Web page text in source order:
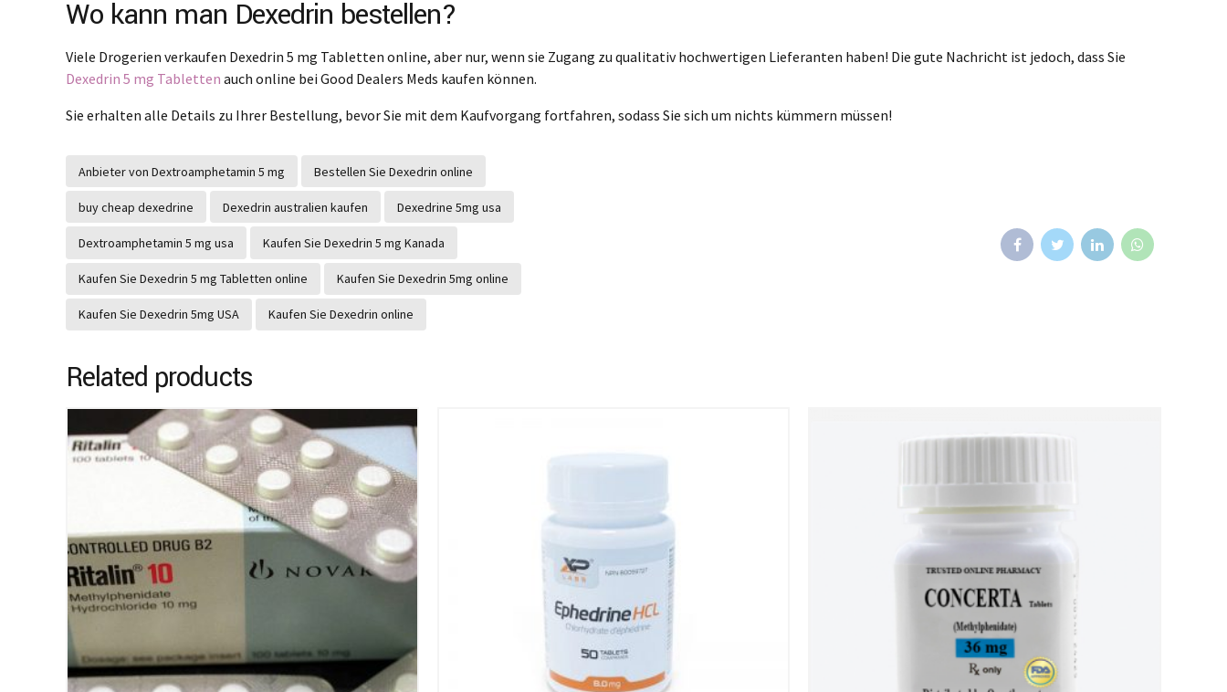
Wo kann man Dexedrin bestellen?
Viele Drogerien verkaufen Dexedrin 5 mg Tabletten online, aber nur, wenn sie Zugang zu qualitativ hochwertigen Lieferanten haben! Die gute Nachricht ist jedoch, dass Sie
Dexedrin 5 mg Tabletten auch online bei Good Dealers Meds kaufen können.
Sie erhalten alle Details zu Ihrer Bestellung, bevor Sie mit dem Kaufvorgang fortfahren, sodass Sie sich um nichts kümmern müssen!
Anbieter von Dextroamphetamin 5 mg Bestellen Sie Dexedrin online
buy cheap dexedrine Dexedrin australien kaufen Dexedrine 5mg usa
Dextroamphetamin 5 mg usa Kaufen Sie Dexedrin 5 mg Kanada
Kaufen Sie Dexedrin 5 mg Tabletten online Kaufen Sie Dexedrin 5mg online
Kaufen Sie Dexedrin 5mg USA Kaufen Sie Dexedrin online
Related products